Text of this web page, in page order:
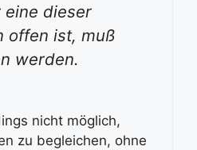
eine dieser
offen ist, muß
werden.
nicht möglich,
zu begleichen, ohne